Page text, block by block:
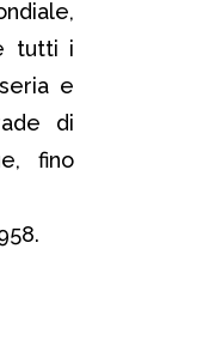
tutti i
e
di
fino